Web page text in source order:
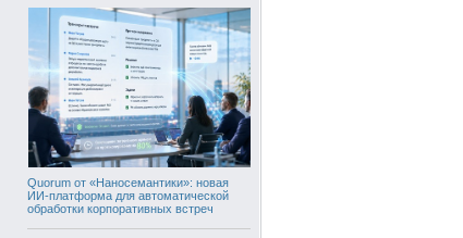
Quorum от «Наносемантики»: новая
ИИ-платформа для автоматической
обработки корпоративных встреч